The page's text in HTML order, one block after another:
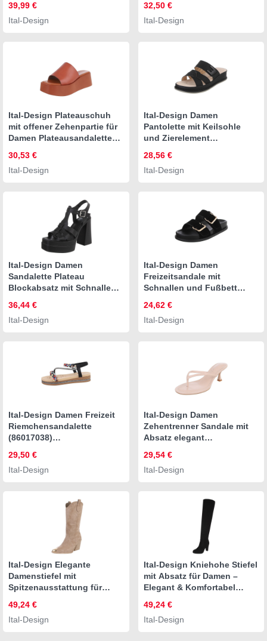
Heel Pumps in Gold
39,99 €
Ital-Design
Low in Schwarz
32,50 €
Ital-Design
Ital-Design Plateauschuh
mit offener Zehenpartie für
Damen Plateausandaletten
Keilabsatz/Wedge
Keilsandaletten in Camel
30,53 €
Ital-Design
Ital-Design Damen
Pantolette mit Keilsohle
und Zierelement
(91849392)
Keilabsatz/Wedge
28,56 €
Ital-Design
Ital-Design Damen
Sandalette Plateau
Blockabsatz mit Schnalle
(91849170) Blockabsatz
Sandalen & Sandaletten in
36,44 €
Ital-Design
Ital-Design Damen
Freizeitsandale mit
Schnallen und Fußbett
Pantoletten in Schwarz
24,62 €
Ital-Design
Ital-Design Damen Freizeit
Riemchensandalette
(86017038)
Keilsandaletten in Schwarz
29,50 €
Ital-Design
Ital-Design Damen
Zehentrenner Sandale mit
Absatz elegant
Pfennig-/Stilettoabsatz
Sandalen & Sandaletten in
29,54 €
Ital-Design
Ital-Design Elegante
Damenstiefel mit
Spitzenausstattung für
(89937893) Blockabsatz
Stiefel in Hellbraun
49,24 €
Ital-Design
Ital-Design Kniehohe Stiefel
mit Absatz für Damen –
Elegant & Komfortabel
Blockabsatz Stiefel in
Schwarz
49,24 €
Ital-Design